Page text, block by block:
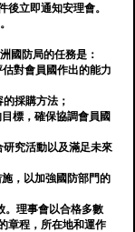
立即通知安理會。
國防局的任務是：
估對會員國作出的能力
採購方法；
標，確保協調會員國
研究活動以及滿足未來
施，以加強國防部門的
。理事會以合格多數
章程，所在地和運作